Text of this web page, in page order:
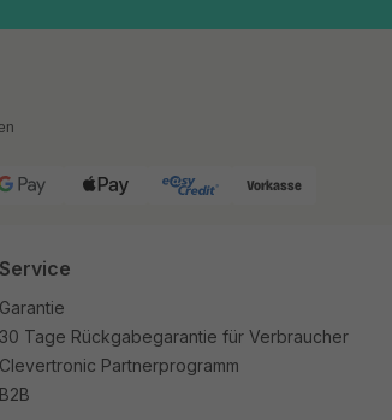
Vorkasse
Service
Garantie
30 Tage Rückgabegarantie für Verbraucher
Clevertronic Partnerprogramm
B2B